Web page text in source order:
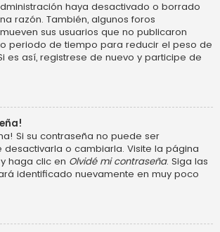
haya desactivado o borrado
razón. También, algunos foros
sus usuarios que no publicaron
periodo de tiempo para reducir el peso de
es así, registrese de nuevo y participe de
Si su contraseña no puede ser
o cambiarla. Visite la página
haga clic en Olvidé mi contraseña. Siga las
identificado nuevamente en muy poco